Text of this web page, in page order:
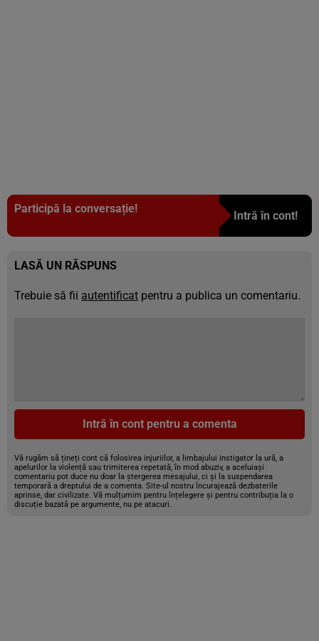
Participă la conversație!
Intră în cont!
LASĂ UN RĂSPUNS
Trebuie să fii autentificat pentru a publica un comentariu.
Intră în cont pentru a comenta
Vă rugăm să țineți cont că folosirea injuriilor, a limbajului instigator la ură, a
apelurilor la violență sau trimiterea repetată, în mod abuziv, a aceluiași
comentariu pot duce nu doar la ștergerea mesajului, ci și la suspendarea
temporară a dreptului de a comenta. Site-ul nostru încurajează dezbaterile
aprinse, dar civilizate. Vă mulțumim pentru înțelegere și pentru contribuția la o
discuție bazată pe argumente, nu pe atacuri.